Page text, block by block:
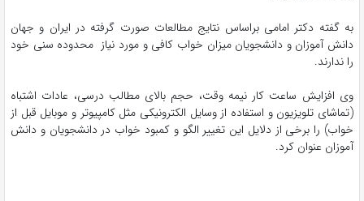
به گفته دکتر امامی براساس نتایج مطالعات صورت گرفته در ایران و جهان
دانش آموزان و دانشجویان میزان خواب کافی و مورد نیاز محدوده سنی خود
را ندارند.
وی افزایش ساعت کار نیمه وقت، حجم بالای مطالب درسی، عادات اشتباه
(تماشای تلویزیون و استفاده از وسایل الکترونیکی مثل کامپیوتر و موبایل قبل از
خواب) را برخی از دلایل این تغییر الگو و کمبود خواب در دانشجویان و دانش
آموزان عنوان کرد.